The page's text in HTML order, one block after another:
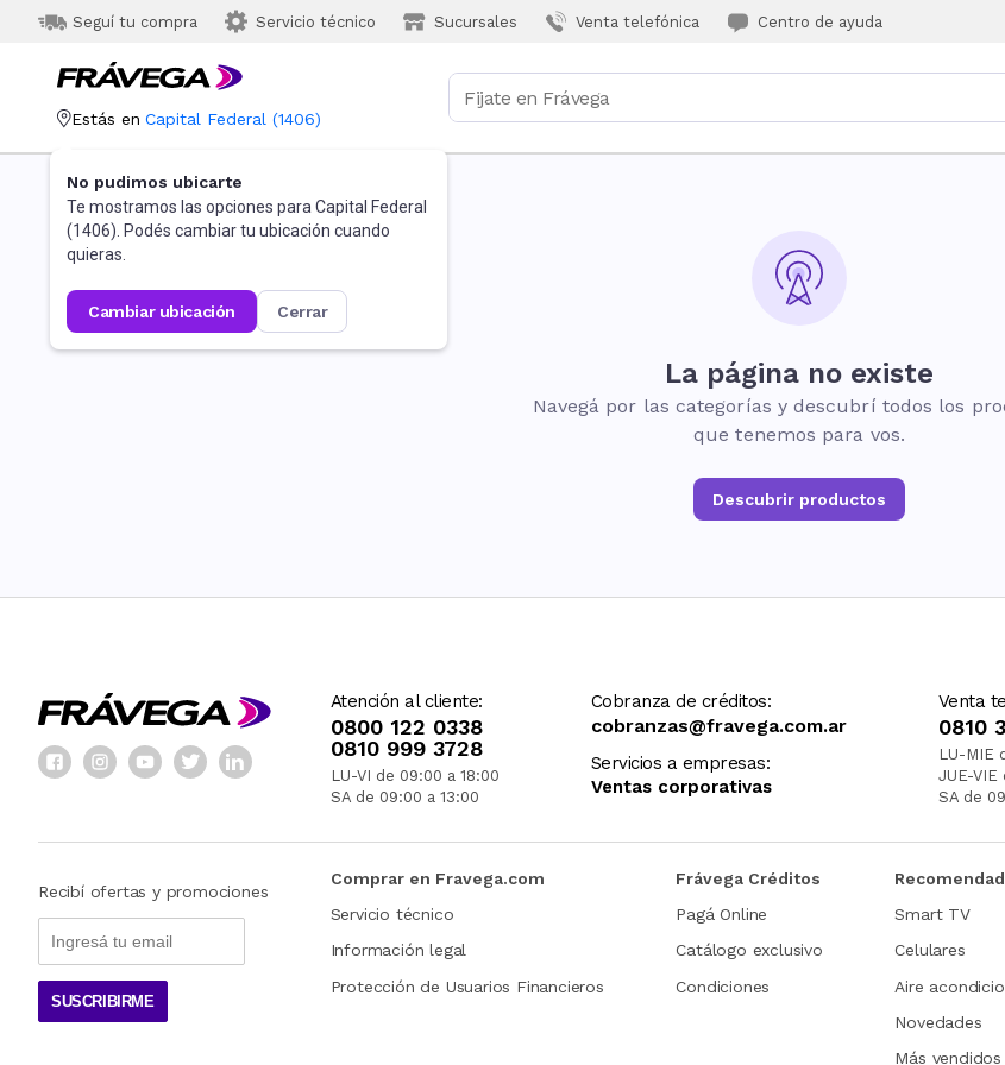
Seguí tu compra Servicio técnico Sucursales Venta telefónica Centro de ayuda
Estás en Capital Federal (1406)
No pudimos ubicarte
Te mostramos las opciones para Capital Federal
(1406). Podés cambiar tu ubicación cuando
quieras.
cambiar ubicación cerrar
La página no existe
Navegá por las categorías y descubrí todos los
que tenemos para vos.
Descubrir productos
Atención al cliente:
0800 122 0338
0810 999 3728
LU-VI de 09:00 a 18:00
SA de 09:00 a 13:00
Cobranza de créditos:
cobranzas@fravega.com.ar
Servicios a empresas:
Ventas corporativas
Venta
0810
LU-MIE
JUE-
SA de
Recibí ofertas y promociones
SUSCRIBIRME
Comprar en Fravega.com
Servicio técnico
Información legal
Protección de Usuarios Financieros
Frávega Créditos
Pagá Online
Catálogo exclusivo
Condiciones
Smart TV
Celulares
Aire
Novedades
Más